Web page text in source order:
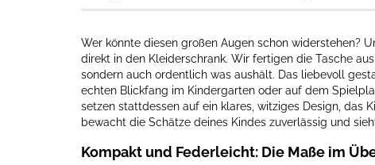
Wer könnte diesen großen Augen schon widerstehen?
direkt in den Kleiderschrank. Wir fertigen die Tasche
sondern auch ordentlich was aushält. Das liebevoll
echten Blickfang im Kindergarten oder auf dem
setzen stattdessen auf ein klares, witziges Design, das
bewacht die Schätze deines Kindes zuverlässig und
Kompakt und Federleicht: Die Maße im